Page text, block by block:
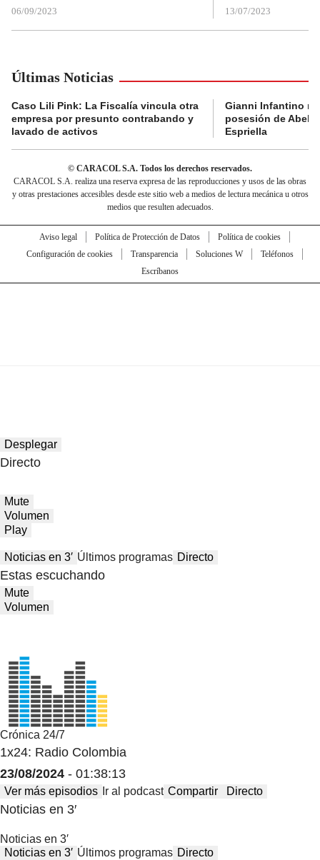
06/09/2023 13/07/2023
Últimas Noticias
Caso Lili Pink: La Fiscalía vincula otra
empresa por presunto contrabando y
lavado de activos
Gianni Infantino
posesión de
Espriella
© CARACOL S.A. Todos los derechos reservados.
CARACOL S.A. realiza una reserva expresa de las reproducciones y usos de las obras
y otras prestaciones accesibles desde este sitio web a medios de lectura mecánica u otros
medios que resulten adecuados.
Aviso legal Política de Protección de Datos
Política de cookies
Configuración de cookies
Transparencia Soluciones W
Teléfonos
Escríbanos
Desplegar
Directo
Mute
Volumen
Play
Noticias en 3′ Últimos programas Directo
Estas escuchando
Mute
Volumen
Crónica 24/7
1x24: Radio Colombia
23/08/2024 - 01:38:13
Ver más episodios Ir al podcast Compartir Directo
Noticias en 3′
Noticias en 3′
Noticias en 3′ Últimos programas Directo